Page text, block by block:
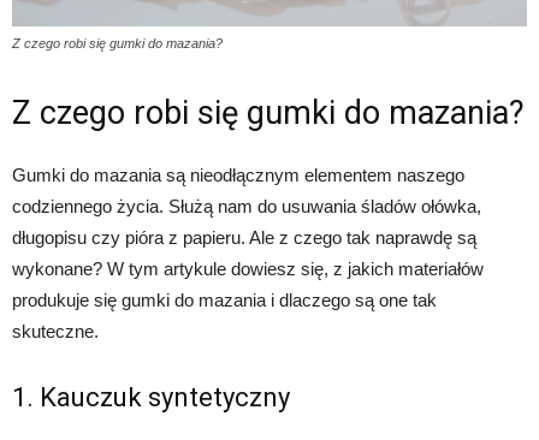
Z czego robi się gumki do mazania?
Z czego robi się gumki do mazania?
Gumki do mazania są nieodłącznym elementem naszego
codziennego życia. Służą nam do usuwania śladów ołówka,
długopisu czy pióra z papieru. Ale z czego tak naprawdę są
wykonane? W tym artykule dowiesz się, z jakich materiałów
produkuje się gumki do mazania i dlaczego są one tak
skuteczne.
1. Kauczuk syntetyczny